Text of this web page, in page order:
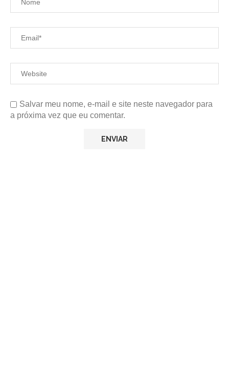
Salvar meu nome, e-mail e site neste navegador para
a próxima vez que eu comentar.